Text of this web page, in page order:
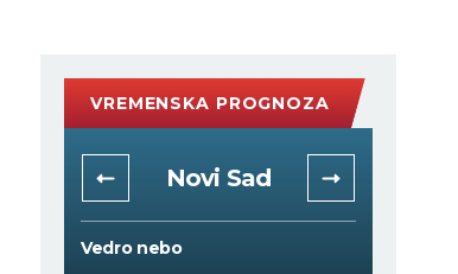
VREMENSKA PROGNOZA
Novi Sad
Vedro nebo